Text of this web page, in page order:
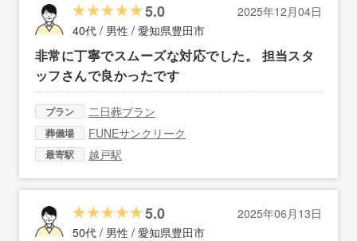
5.0
2025年12月04日
40代 / 男性 / 愛知県豊田市
非常に丁寧でスムーズな対応でした。 担当スタ
ッフさんで良かったです
プラン 二日葬プラン
葬儀場 FUNEサンクリーク
最寄駅 越戸駅
5.0
2025年06月13日
50代 / 男性 / 愛知県豊田市